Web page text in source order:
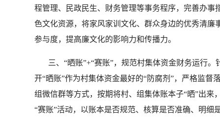
程管理、民政民生、财务管理等事务程序，完善办
色文化资源，将家风家训文化、群众身边的优秀清
参与度，提高廉文化的影响力和传播力。
三、“晒账”+“赛账”，规范村集体资金财务运行。
开“晒账”作为村集体资金最好的“防腐剂”，严格监督
组微信群等方式，按期将村、组集体账本子“晒”出来
“赛账”活动，以账本是否规范、核算是否准确、明